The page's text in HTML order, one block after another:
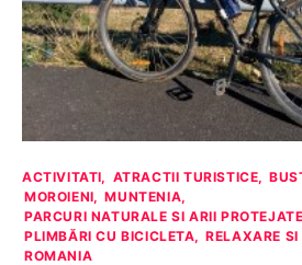
ACTIVITATI ATRACTII TURISTICE
MOROIENI
MUNTENIA
PARCURI NATURALE SI ARII PROTEJATE
PLIMBĂRI CU BICICLETA
RELAXARE SI
ROMANIA